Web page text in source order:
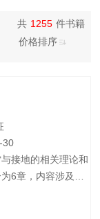
价格排序
共 1255 件书籍
30
接地的相关理论和
6章，内容涉及雷
、雷电的主要破坏